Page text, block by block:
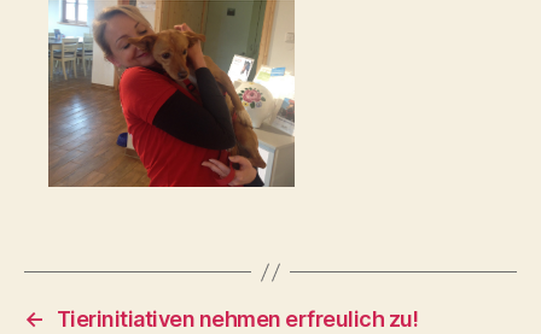
←
Tierinitiativen nehmen erfreulich zu!